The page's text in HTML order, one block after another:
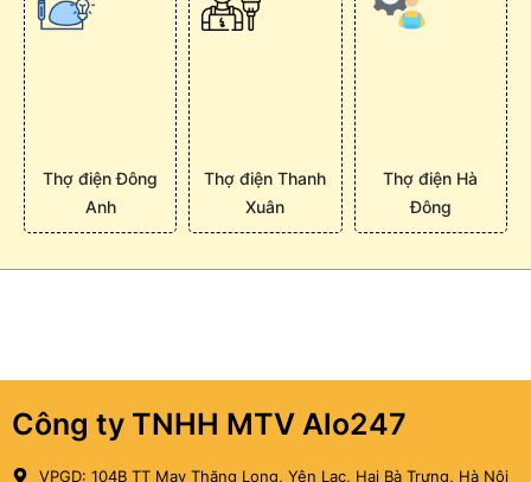
Thợ điện Đông
Anh
Thợ điện Thanh
Xuân
Thợ điện Hà
Đông
Công ty TNHH MTV Alo247
VPGD: 104B TT May Thăng Long, Yên Lạc, Hai Bà Trưng, Hà Nội